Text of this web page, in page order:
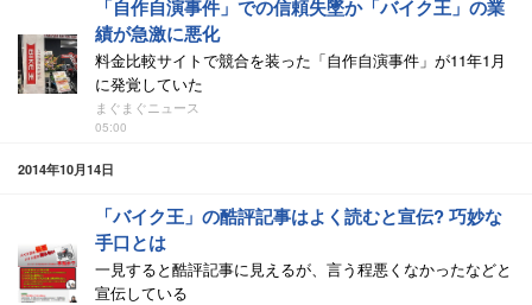
「自作自演事件」での信頼失墜か「バイク王」の業
績が急激に悪化
料金比較サイトで競合を装った「自作自演事件」が11年1月
に発覚していた
まぐまぐニュース
05:00
2014年10月14日
「バイク王」の酷評記事はよく読むと宣伝? 巧妙な
手口とは
一見すると酷評記事に見えるが、言う程悪くなかったなどと
宣伝している